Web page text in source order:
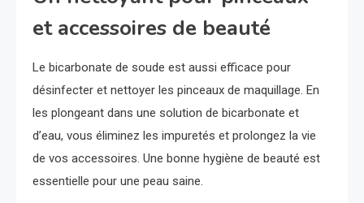
et accessoires de beauté
Le bicarbonate de soude est aussi efficace pour
désinfecter et nettoyer les pinceaux de maquillage. En
les plongeant dans une solution de bicarbonate et
d’eau, vous éliminez les impuretés et prolongez la vie
de vos accessoires. Une bonne hygiène de beauté est
essentielle pour une peau saine.